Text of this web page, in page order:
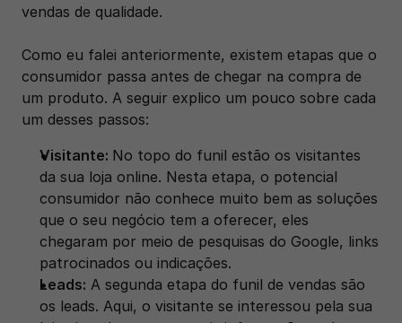
vendas de qualidade.
Como eu falei anteriormente, existem etapas que o
consumidor passa antes de chegar na compra de
um produto. A seguir explico um pouco sobre cada
um desses passos:
Visitante: No topo do funil estão os visitantes
da sua loja online. Nesta etapa, o potencial
consumidor não conhece muito bem as soluções
que o seu negócio tem a oferecer, eles
chegaram por meio de pesquisas do Google, links
patrocinados ou indicações.
Leads: A segunda etapa do funil de vendas são
os leads. Aqui, o visitante se interessou pela sua